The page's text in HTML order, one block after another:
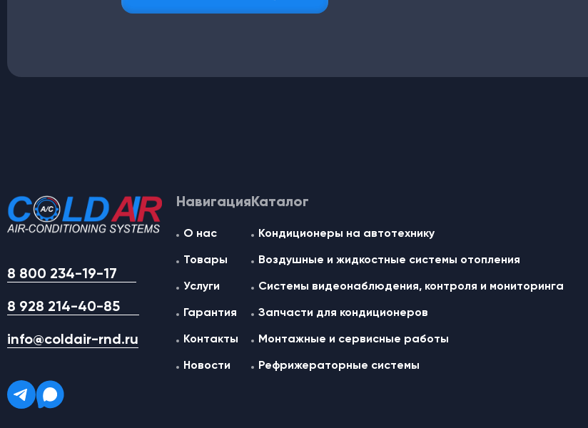
8 800 234-19-17
8 928 214-40-85
info@coldair-rnd.ru
Навигация
О нас
Товары
Услуги
Гарантия
Контакты
Новости
Каталог
Кондиционеры на автотехнику
Воздушные и жидкостные cистемы отопления
Системы видеонаблюдения, контроля и мониторинга
Запчасти для кондиционеров
Монтажные и сервисные работы
Рефрижераторные системы